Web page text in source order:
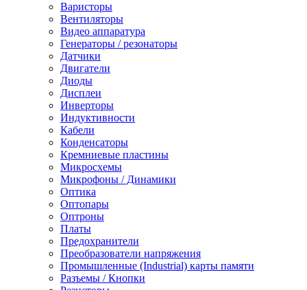
Варисторы
Вентиляторы
Видео аппаратура
Генераторы / резонаторы
Датчики
Двигатели
Диоды
Дисплеи
Инверторы
Индуктивности
Кабели
Конденсаторы
Кремниевые пластины
Микросхемы
Микрофоны / Динамики
Оптика
Оптопары
Оптроны
Платы
Предохранители
Преобразователи напряжения
Промышленные (Industrial) карты памяти
Разъемы / Кнопки